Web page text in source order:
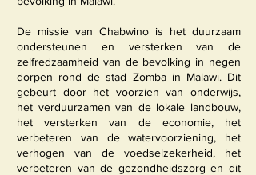
De missie van Chabwino is het duurzaam
ondersteunen en versterken van de
zelfredzaamheid van de bevolking in negen
dorpen rond de stad Zomba in Malawi. Dit
gebeurt door het voorzien van onderwijs,
het verduurzamen van de lokale landbouw,
het versterken van de economie, het
verbeteren van de watervoorziening, het
verhogen van de voedselzekerheid, het
verbeteren van de gezondheidszorg en dit